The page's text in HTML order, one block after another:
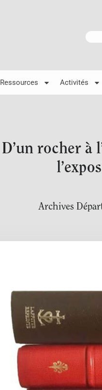
Ressources Activités
D’un rocher à
Archives